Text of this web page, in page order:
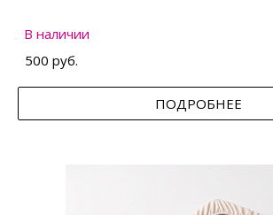
В наличии
500 руб.
ПОДРОБНЕЕ